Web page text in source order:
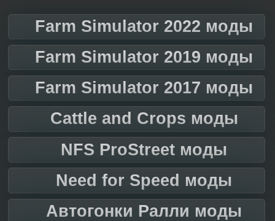
Farm Simulator 2022 моды
Farm Simulator 2019 моды
Farm Simulator 2017 моды
Cattle and Crops моды
NFS ProStreet моды
Need for Speed моды
Автогонки Ралли моды